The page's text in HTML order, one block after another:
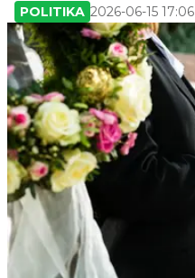
POLITIKA 2026-06-15 17:06